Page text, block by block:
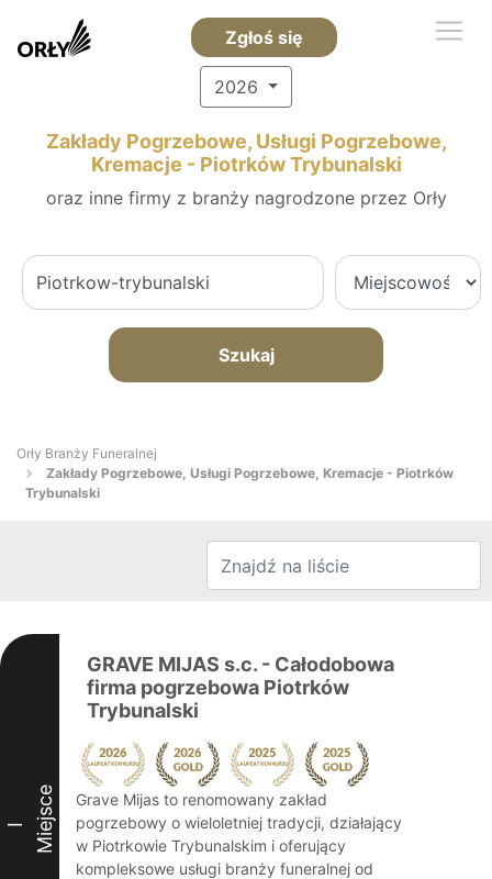
Zgłoś się
2026
Zakłady Pogrzebowe, Usługi Pogrzebowe,
Kremacje - Piotrków Trybunalski
oraz inne firmy z branży nagrodzone przez Orły
Szukaj
Orły Branży Funeralnej
Zakłady Pogrzebowe, Usługi Pogrzebowe, Kremacje - Piotrków
Trybunalski
I Miejsce
GRAVE MIJAS s.c. - Całodobowa
firma pogrzebowa Piotrków
Trybunalski
Grave Mijas to renomowany zakład
pogrzebowy o wieloletniej tradycji, działający
w Piotrkowie Trybunalskim i oferujący
kompleksowe usługi branży funeralnej od